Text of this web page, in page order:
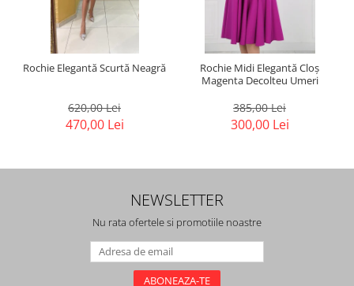
Rochie Elegantă Scurtă Neagră
620,00 Lei
470,00 Lei
Rochie Midi Elegantă Cloș
Magenta Decolteu Umeri
385,00 Lei
300,00 Lei
NEWSLETTER
Nu rata ofertele si promotiile noastre